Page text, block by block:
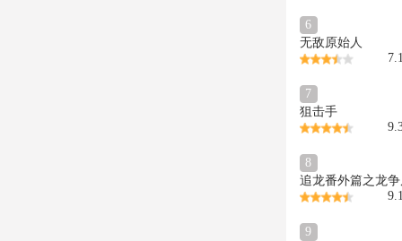
6
无敌原始人
7
狙击手
8
追龙番外篇之龙
9